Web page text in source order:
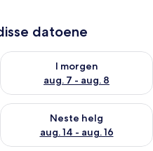
datoene
6 - aug. 7
I morgen
aug. 7 - aug. 8
Sjekk tilgjengelighet for i
aug. 7 - aug. 9
Neste helg
aug. 14 - aug. 16
Sjekk tilgjengelighet for neste